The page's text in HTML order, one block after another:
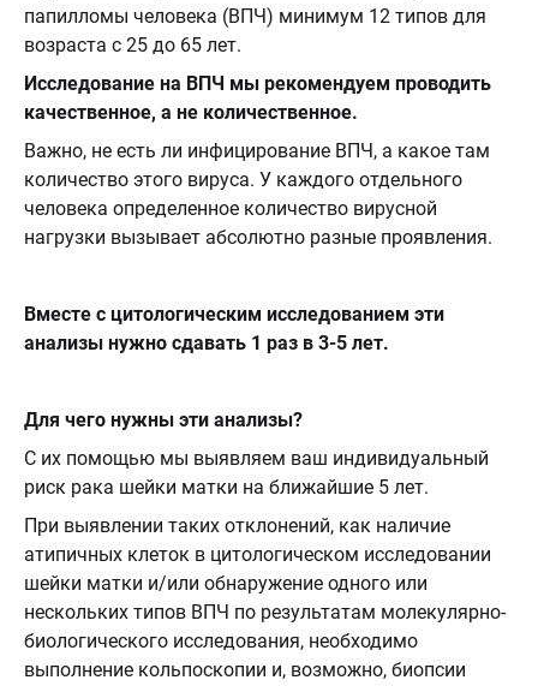
папилломы человека (ВПЧ) минимум 12 типов для
возраста с 25 до 65 лет.
Исследование на ВПЧ мы рекомендуем проводить
качественное, а не количественное.
Важно, не есть ли инфицирование ВПЧ, а какое там
количество этого вируса. У каждого отдельного
человека определенное количество вирусной
нагрузки вызывает абсолютно разные проявления.
Вместе с цитологическим исследованием эти
анализы нужно сдавать 1 раз в 3-5 лет.
Для чего нужны эти анализы?
С их помощью мы выявляем ваш индивидуальный
риск рака шейки матки на ближайшие 5 лет.
При выявлении таких отклонений, как наличие
атипичных клеток в цитологическом исследовании
шейки матки и/или обнаружение одного или
нескольких типов ВПЧ по результатам молекулярно-
биологического исследования, необходимо
выполнение кольпоскопии и, возможно, биопсии